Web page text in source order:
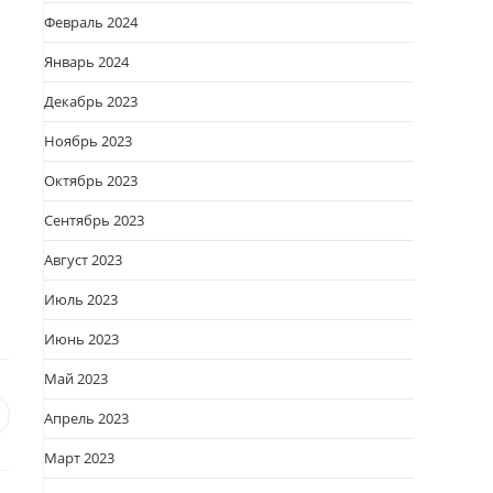
новом
Февраль 2024
Январь 2024
Декабрь 2023
Ноябрь 2023
Октябрь 2023
Сентябрь 2023
Август 2023
Июль 2023
Июнь 2023
Май 2023
Апрель 2023
Март 2023